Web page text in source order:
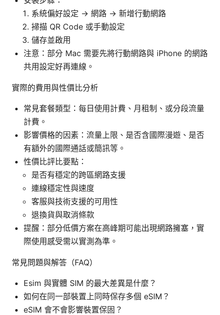
系統偏好設定 → 網路 → 新增行動網路
掃描 QR Code 或手動設定
儲存並啟用
注意：部分 Mac 需要先將行動網路與 iPhone 的網路
共用設定好再連線。
實際的費用與性價比分析
常見套餐類型：每日使用計費、月租制、或分段流量
計費。
影響價格的因素：流量上限、是否含國際漫遊、是否
有額外的國際通話或簡訊等。
性價比評比要點：
是否有穩定的跨區網路支援
連線穩定性與速度
客服與技術支援的可用性
退換貨與取消條款
提醒：部分低價方案在高峰期可能出現網路擁塞，實
際使用感受需以實測為準。
常見問題與解答（FAQ）
Esim 與實體 SIM 的最大差異是什麼？
如何在同一部裝置上同時保存多個 eSIM？
eSIM 會不會影響裝置保固？